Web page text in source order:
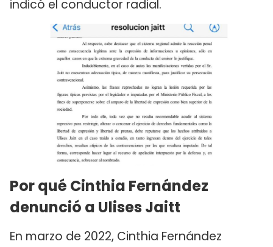
indicó el conductor radial.
Por qué Cinthia Fernández
denunció a Ulises Jaitt
En marzo de 2022, Cinthia Fernández